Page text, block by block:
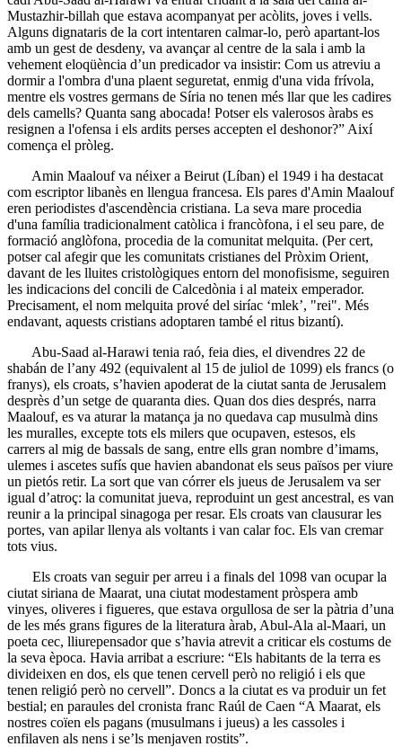
Mustazhir-billah que estava acompanyat per acòlits, joves i vells.
Alguns dignataris de la cort intentaren calmar-lo, però apartant-los
amb un gest de desdeny, va avançar al centre de la sala i amb la
vehement eloqüència d’un predicador va insistir: Com us atreviu a
dormir a l'ombra d'una plaent seguretat, enmig d'una vida frívola,
mentre els vostres germans de Síria no tenen més llar que les cadires
dels camells? Quanta sang abocada! Potser els valerosos àrabs es
resignen a l'ofensa i els ardits perses accepten el deshonor?” Així
comença el pròleg.
Amin Maalouf va néixer a Beirut (Líban) el 1949 i ha destacat
com escriptor libanès en llengua francesa. Els pares d'Amin Maalouf
eren periodistes d'ascendència cristiana. La seva mare procedia
d'una família tradicionalment catòlica i francòfona, i el seu pare, de
formació anglòfona, procedia de la comunitat melquita. (Per cert,
potser cal afegir que les comunitats cristianes del Pròxim Orient,
davant de les lluites cristològiques entorn del monofisisme, seguiren
les indicacions del concili de Calcedònia i al mateix emperador.
Precisament, el nom melquita prové del siríac ‘mlek’, "rei". Més
endavant, aquests cristians adoptaren també el ritus bizantí).
Abu-Saad al-Harawi tenia raó, feia dies, el divendres 22 de
shabán de l’any 492 (equivalent al 15 de juliol de 1099) els francs (o
franys), els croats, s’havien apoderat de la ciutat santa de Jerusalem
desprès d’un setge de quaranta dies. Quan dos dies després, narra
Maalouf, es va aturar la matança ja no quedava cap musulmà dins
les muralles, excepte tots els milers que ocupaven, estesos, els
carrers al mig de bassals de sang, entre ells gran nombre d’imams,
ulemes i ascetes sufís que havien abandonat els seus països per viure
un pietós retir. La sort que van córrer els jueus de Jerusalem va ser
igual d’atroç: la comunitat jueva, reproduint un gest ancestral, es van
reunir a la principal sinagoga per resar. Els croats van clausurar les
portes, van apilar llenya als voltants i van calar foc. Els van cremar
tots vius.
Els croats van seguir per arreu i a finals del 1098 van ocupar la
ciutat siriana de Maarat, una ciutat modestament pròspera amb
vinyes, oliveres i figueres, que estava orgullosa de ser la pàtria d’una
de les més grans figures de la literatura àrab, Abul-Ala al-Maari, un
poeta cec, lliurepensador que s’havia atrevit a criticar els costums de
la seva època. Havia arribat a escriure: “Els habitants de la terra es
divideixen en dos, els que tenen cervell però no religió i els que
tenen religió però no cervell”. Doncs a la ciutat es va produir un fet
bestial; en paraules del cronista franc Raúl de Caen “A Maarat, els
nostres coïen els pagans (musulmans i jueus) a les cassoles i
enfilaven als nens i se’ls menjaven rostits”.